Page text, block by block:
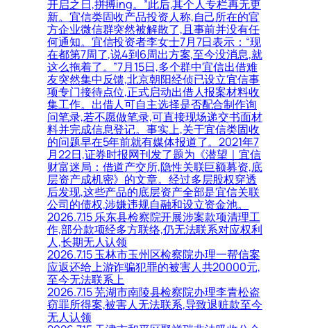
开启之日,拼搏ing。”此后,其个人专栏再无更
新。宜信类固收产品投资人称,自己所在的官
方企业微信群突然被解散了,且事前并没有任
何通知。宜信投资者李女士7月7日表示：“现
在都第7周了,说4到6周出方案,至今没消息,就
这么拖着了。”7月15日,多个群中宜信出借难
友突然集中反馈,北京朝阳经侦已设立宜信事
项专门接待点位,正式启动出借人报案材料收
集工作。出借人可自主选择是否配合制作询
问笔录,若不愿做笔录,可直接现场递交书面材
料并完成信息登记。事实上,关于宜信类固收
的问题早在5年前就有媒体报道了。2021年7
月22日,证券时报网刊发了题为《潜望｜宜信
财富迷局：借道产交所,隐性关联巨额募资,底
层资产成机密》的文章。经过多层股权穿透
后发现,这些产品的底层资产全部是宜信关联
公司的债权,涉嫌违规自融和设立资金池。
2026.7.15 乐东县检察院开展涉案款项清理工
作,部分款项经多方联络,仍无法联系对应权利
人,长期无人认领
2026.7.15 玉林市玉州区检察院办理一帮信案
应返还给上游诈骗犯罪的被害人共20000元,
至今无法联系上
2026.7.15 芜湖市南陵县检察院办理李青松盗
窃罪所得案,被害人无法联系,导致退赃款至今
无人认领